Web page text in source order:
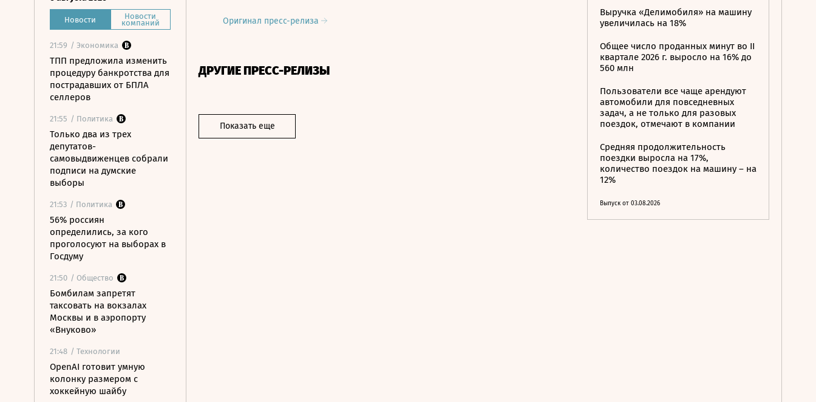
Новости Новости
компаний
21:59 / Экономика
ТПП предложила изменить
процедуру банкротства для
пострадавших от БПЛА
селлеров
21:55 / Политика
Только два из трех
депутатов-
самовыдвиженцев собрали
подписи на думские
выборы
21:53 / Политика
56% россиян
определились, за кого
проголосуют на выборах в
Госдуму
21:50 / Общество
Бомбилам запретят
таксовать на вокзалах
Москвы и в аэропорту
«Внуково»
21:48 / Технологии
OpenAI готовит умную
колонку размером с
хоккейную шайбу
Оригинал пресс-релиза
ДРУГИЕ ПРЕСС-РЕЛИЗЫ
Показать еще
Выручка «Делимобиля» на машину
увеличилась на 18%
Общее число проданных минут во II
квартале 2026 г. выросло на 16% до
560 млн
Пользователи все чаще арендуют
автомобили для повседневных
задач, а не только для разовых
поездок, отмечают в компании
Средняя продолжительность
поездки выросла на 17%,
количество поездок на машину – на
12%
Выпуск от 03.08.2026